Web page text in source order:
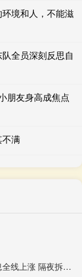
境和人，不能滋
全员深刻反思自
朋友身高成焦点
不满
股票杠杆怎么加 港元拆息全线上涨 隔夜拆息升至2.63333厘